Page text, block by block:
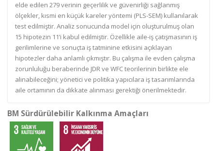
elde edilen 279 verinin geçerlilik ve güvenirliği sağlanmış
ölçekler, kısmi en küçük kareler yöntemi (PLS-SEM) kullanılarak
test edilmiştir. Analiz sonucunda model için oluşturulmuş olan
15 hipotezin 11’i kabul edilmiştir. Özellikle aile-iş çatışmasının iş
gerilimlerine ve sonuçta iş tatminine etkisini açıklayan
hipotezler daha anlamlı çıkmıştır. Bu çalışma ile evden çalışma
zorunluluğu beraberinde JDR ve WFC teorilerinin birlikte ele
alınabileceğini; yönetici ve politika yapıcılara iş tasarımlarında
aile ortamının da dikkate alınması gerektiği önerilmektedir.
BM Sürdürülebilir Kalkınma Amaçları